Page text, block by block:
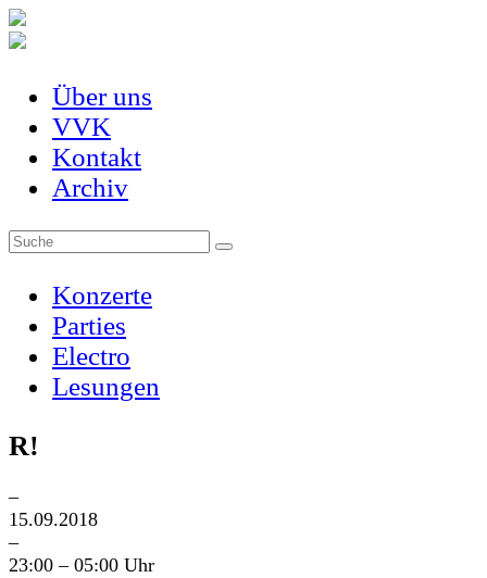
Über uns
VVK
Kontakt
Archiv
Konzerte
Parties
Electro
Lesungen
R!
–
15.09.2018
–
23:00 – 05:00 Uhr